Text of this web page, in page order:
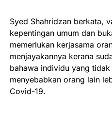
Syed Shahridzan berkata,
kepentingan umum dan
memerlukan kerjasama
menjayakannya kerana
bahawa individu yang
menyebabkan orang lain
Covid-19.